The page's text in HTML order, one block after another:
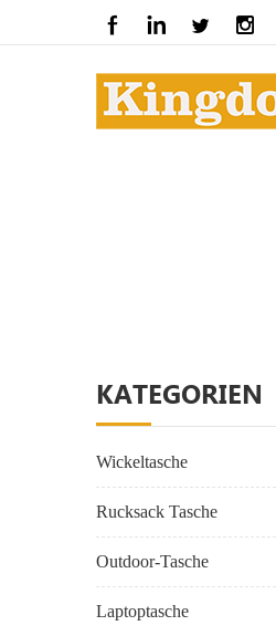
KATEGORIEN
Wickeltasche
Rucksack Tasche
Outdoor-Tasche
Laptoptasche